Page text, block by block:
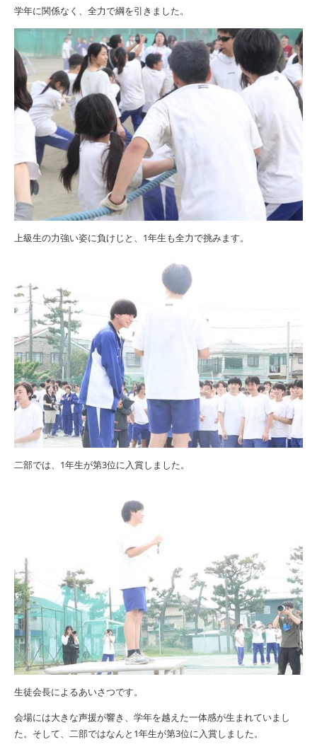
学年に関係なく、全力で綱を引きました。
上級生の力強い姿に負けじと、 1年生も全力で挑みます。
二部では、 1年生が第3位に入賞しました。
生徒会長によるあいさつです。
会場には大きな声援が響き、学年を越えた一体感が生まれていまし
た。そして、二部ではなんと 1年生が第3位に入賞しました。